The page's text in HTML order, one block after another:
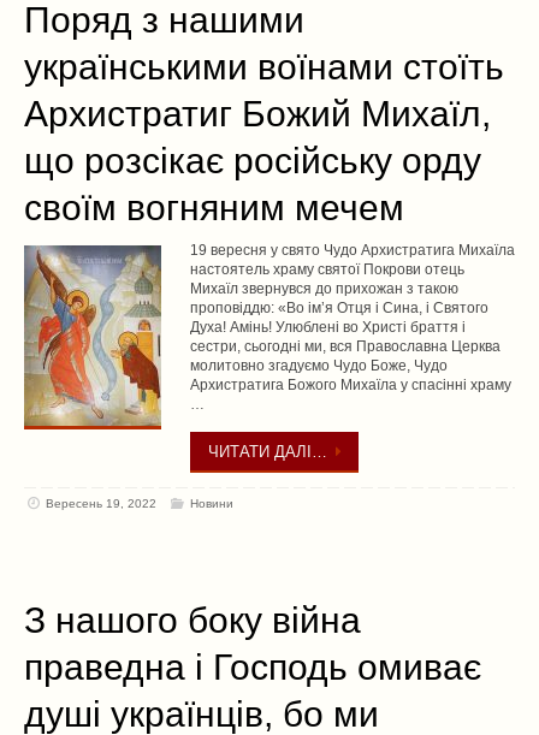
Поряд з нашими
українськими воїнами стоїть
Архистратиг Божий Михаїл,
що розсікає російську орду
своїм вогняним мечем
19 вересня у свято Чудо Архистратига Михаїла
настоятель храму святої Покрови отець
Михаїл звернувся до прихожан з такою
проповіддю: «Во ім’я Отця і Сина, і Святого
Духа! Амінь! Улюблені во Христі браття і
сестри, сьогодні ми, вся Православна Церква
молитовно згадуємо Чудо Боже, Чудо
Архистратига Божого Михаїла у спасінні храму
…
ЧИТАТИ ДАЛІ…
Вересень 19, 2022 Новини
З нашого боку війна
праведна і Господь омиває
душі українців, бо ми